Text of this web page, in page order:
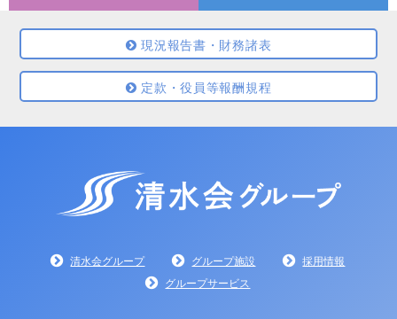
現況報告書・財務諸表
定款・役員等報酬規程
清水会グループ グループ施設
採用情報
グループサービス